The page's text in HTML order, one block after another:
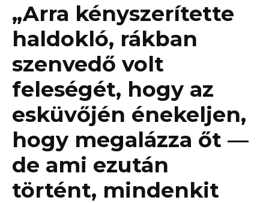
„Arra kényszerítette
haldokló, rákban
szenvedő volt
feleségét, hogy az
esküvőjén énekeljen,
hogy megalázza őt —
de ami ezután
történt, mindenkit